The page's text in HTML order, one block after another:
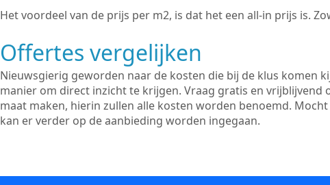
Het voordeel van de prijs per m2, is dat het een all-in prijs is.
Offertes vergelijken
Nieuwsgierig geworden naar de kosten die bij de klus komen
manier om direct inzicht te krijgen. Vraag gratis en
maat maken, hierin zullen alle kosten worden benoemd.
kan er verder op de aanbieding worden ingegaan.